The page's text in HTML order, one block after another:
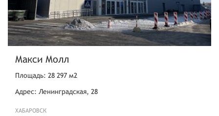
Макси Молл
Площадь: 28 297 м2
Адрес: Ленинградская, 28
ХАБАРОВСК